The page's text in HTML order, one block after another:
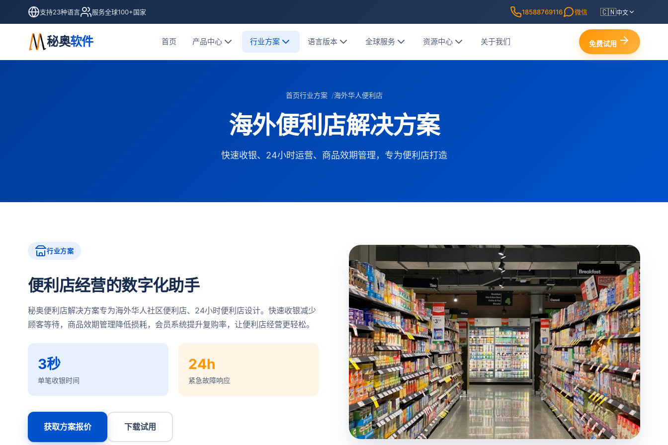
支持23种语言 服务全球100+国家 18588769116 微信 🇨🇳中文
秘奥软件 首页 产品中心 行业方案 语言版本 全球服务 资源中心 关于我们 免费试用
首页行业方案 海外华人便利店
海外便利店解决方案
快速收银、24小时运营、商品效期管理，专为便利店打造
行业方案
便利店经营的数字化助手
秘奥便利店解决方案专为海外华人社区便利店、24小时便利店设计。快速收银减少
顾客等待，商品效期管理降低损耗，会员系统提升复购率，让便利店经营更轻松。
3秒
单笔收银时间
24h
紧急故障响应
获取方案报价 下载试用